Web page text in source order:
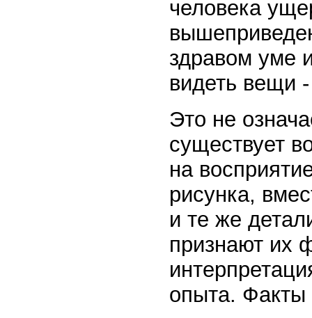
человека
здравом уме
видеть вещи
Это не
существует
на
рисунка,
и те же
признают их
опыта. Факты